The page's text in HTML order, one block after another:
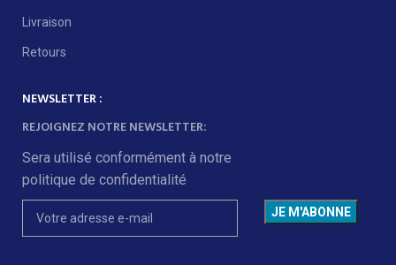
Livraison
Retours
NEWSLETTER :
REJOIGNEZ NOTRE NEWSLETTER:
Sera utilisé conformément à notre
politique de confidentialité